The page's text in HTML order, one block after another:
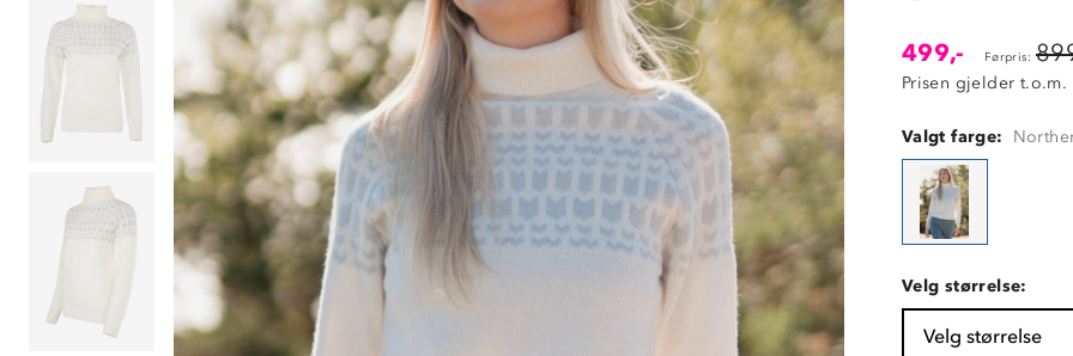
499,- Førpris:
Prisen gjelder
Valgt farge:
Velg størrelse:
Velg størrelse